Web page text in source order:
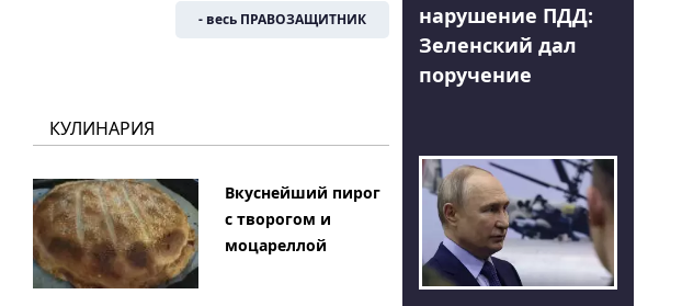
- весь ПРАВОЗАЩИТНИК
КУЛИНАРИЯ
Вкуснейший пирог
с творогом и
моцареллой
нарушение ПДД:
Зеленский дал
поручение